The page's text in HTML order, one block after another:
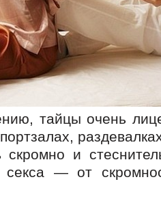
тайцы очень
скромно и
— от